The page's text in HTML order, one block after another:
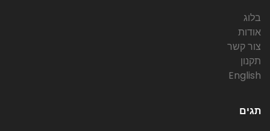
בלוג
אודות
צור קשר
תקנון
English
תגים